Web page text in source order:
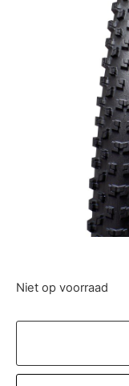
Niet op voorraad